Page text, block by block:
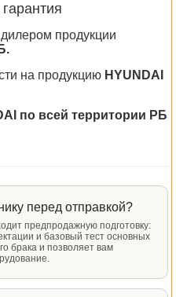
продукции
на продукцию HYUNDAI
по всей территории РБ
перед отправкой?
предпродажную подготовку:
и базовый тест основных
брака и позволяет вам